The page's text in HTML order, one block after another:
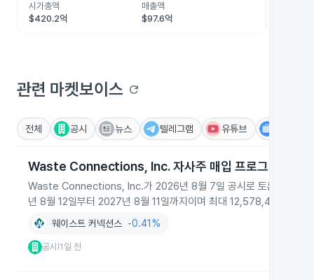
시가총액
$420.2억
매출액
$97.6억
관련 마켓보이스 refresh
전체 공시 뉴스 텔레그램 유튜브
Waste Connections, Inc. 자사주 매입 프로그램 연례
Waste Connections, Inc.가 2026년 8월 7일 공시로 토론토증권거
년 8월 12일부터 2027년 8월 11일까지이며 최대 12,578,462주를
웨이스트 커넥션스 -0.41%
공시 |1일 전